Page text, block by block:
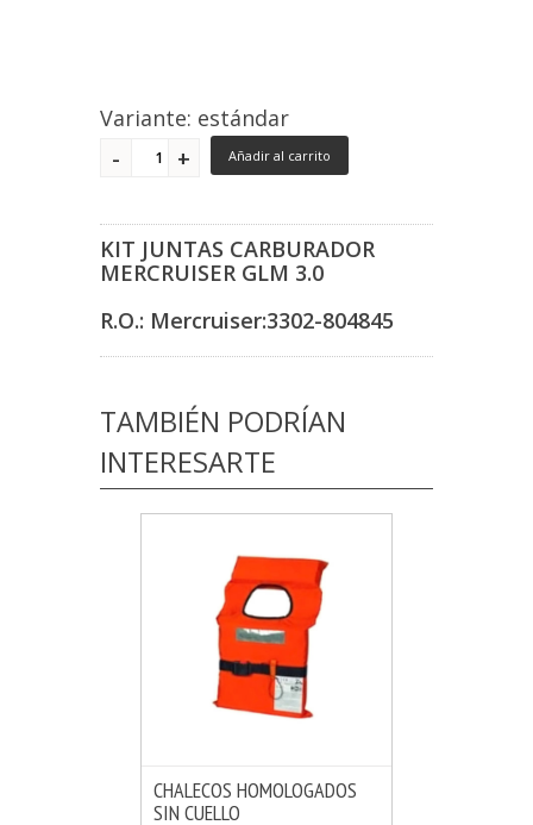
Variante: estándar
Añadir al carrito
KIT JUNTAS CARBURADOR
MERCRUISER GLM 3.0
R.O.: Mercruiser:3302-804845
TAMBIÉN PODRÍAN
INTERESARTE
VER OPCIONES
CHALECOS HOMOLOGADOS
SIN CUELLO